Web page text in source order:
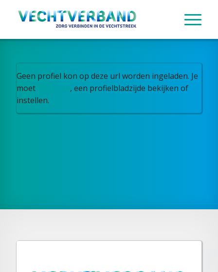
Geen profiel kon op deze url worden ingeladen. Je
moet
inloggen, een profielbladzijde bekijken of
instellen.